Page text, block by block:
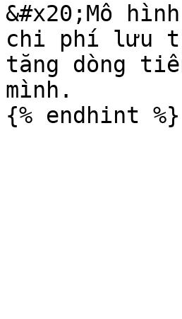
&#x20;Mô
chi phí lưu
tăng dòng
mình.